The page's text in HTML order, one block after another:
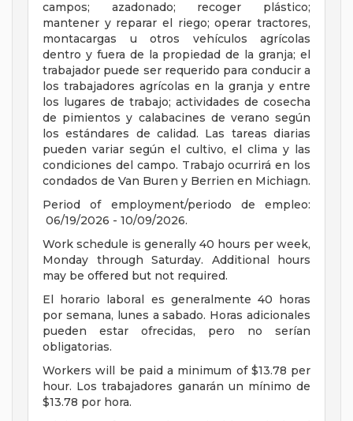
campos; azadonado; recoger plástico;
mantener y reparar el riego; operar tractores,
montacargas u otros vehículos agrícolas
dentro y fuera de la propiedad de la granja; el
trabajador puede ser requerido para conducir a
los trabajadores agrícolas en la granja y entre
los lugares de trabajo; actividades de cosecha
de pimientos y calabacines de verano según
los estándares de calidad. Las tareas diarias
pueden variar según el cultivo, el clima y las
condiciones del campo. Trabajo ocurrirá en los
condados de Van Buren y Berrien en Michiagn.
Period of employment/periodo de empleo:
06/19/2026 - 10/09/2026.
Work schedule is generally 40 hours per week,
Monday through Saturday. Additional hours
may be offered but not required.
El horario laboral es generalmente 40 horas
por semana, lunes a sabado. Horas adicionales
pueden estar ofrecidas, pero no serían
obligatorias.
Workers will be paid a minimum of $13.78 per
hour. Los trabajadores ganarán un mínimo de
$13.78 por hora.